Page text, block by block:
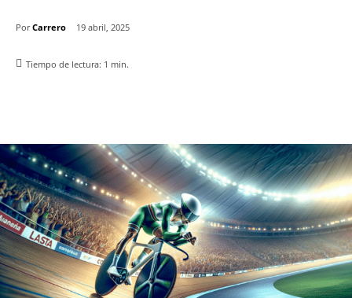
Por Carrero 19 abril, 2025
Tiempo de lectura: 1 min.